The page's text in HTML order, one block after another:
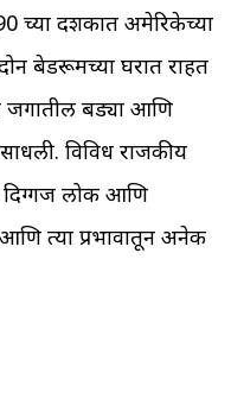
च्या दशकात अमेरिकेच्या
बेडरूमच्या घरात राहत
जगातील बड्या आणि
विविध राजकीय
दिग्गज लोक आणि
आणि त्या प्रभावातून अनेक